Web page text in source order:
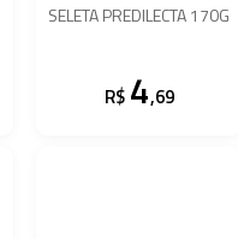
SELETA PREDILECTA 170G
R$ 4,69